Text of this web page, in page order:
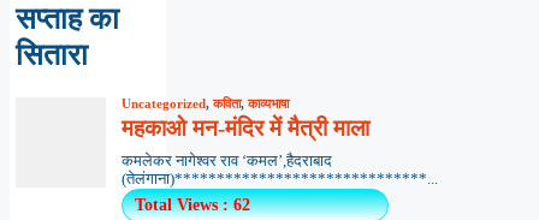
सप्ताह का
सितारा
Uncategorized,कविता,काव्यभाषा
महकाओ मन-मंदिर में मैत्री माला
कमलेकर नागेश्वर राव ‘कमल’,हैदराबाद
(तेलंगाना)******************************...
Total Views : 62